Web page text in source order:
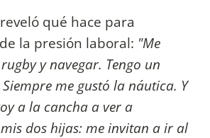
reveló qué hace para
la presión laboral: "Me
y navegar. Tengo un
me gustó la náutica. Y
a la cancha a ver a
dos hijas: me invitan a ir al